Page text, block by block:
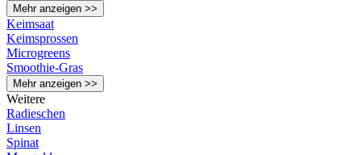
Mehr anzeigen >>
Keimsaat
Keimsprossen
Microgreens
Smoothie-Gras
Mehr anzeigen >>
Weitere
Radieschen
Linsen
Spinat